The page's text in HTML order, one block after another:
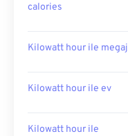
calories
Kilowatt hour ile
Kilowatt hour ile ev
Kilowatt hour ile